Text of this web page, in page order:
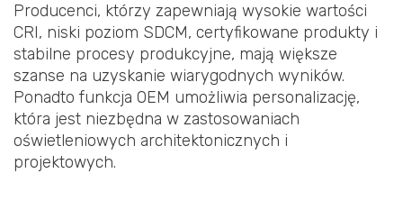
Producenci, którzy zapewniają wysokie wartości
CRI, niski poziom SDCM, certyfikowane produkty i
stabilne procesy produkcyjne, mają większe
szanse na uzyskanie wiarygodnych wyników.
Ponadto funkcja OEM umożliwia personalizację,
która jest niezbędna w zastosowaniach
oświetleniowych architektonicznych i
projektowych.